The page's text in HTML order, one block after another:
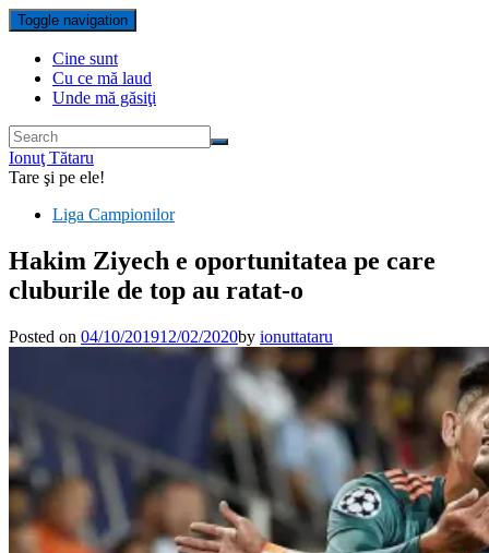
Toggle navigation
Cine sunt
Cu ce mă laud
Unde mă găsiţi
Ionuţ Tătaru
Tare şi pe ele!
Liga Campionilor
Hakim Ziyech e oportunitatea pe care
cluburile de top au ratat-o
Posted on 04/10/201912/02/2020by ionuttataru